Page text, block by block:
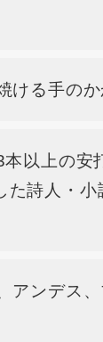
る手のか
以上の安
た詩人・小
ンデス、